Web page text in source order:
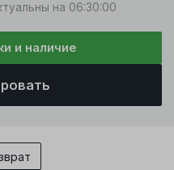
на 06:30:00
и наличие